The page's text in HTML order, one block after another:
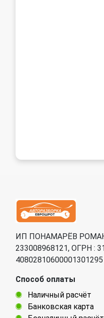
ИП ПОНАМАРЁВ
233008968121, ОГРН :
40802810600001301295
Способ оплаты
Наличный расчёт
Банковская карта